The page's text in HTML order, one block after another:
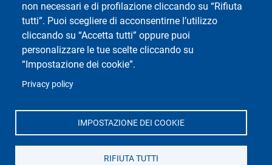
non necessari e di profilazione cliccando su “Rifiuta
tutti”. Puoi scegliere di acconsentirne l’utilizzo
cliccando su “Accetta tutti” oppure puoi
personalizzare le tue scelte cliccando su
“Impostazione dei cookie”.
Privacy policy
IMPOSTAZIONE DEI COOKIE
RIFIUTA TUTTI
Tel. 0382.984313
Fax. 0382.984678
Mail.giurispv@unipv.it